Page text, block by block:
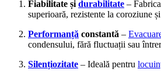
Fiabilitate și durabilitate –
superioară, rezistente la coroziune
Performanță constantă –
condensului, fără fluctuații sau
Silențiozitate – Ideală pentru